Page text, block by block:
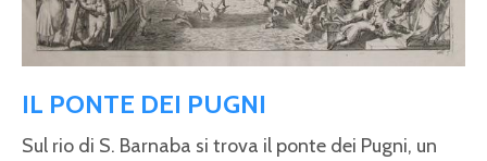
IL PONTE DEI PUGNI
Sul rio di S. Barnaba si trova il ponte dei Pugni, un